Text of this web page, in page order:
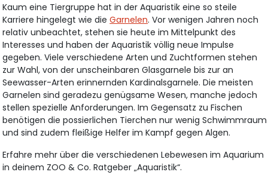
Kaum eine Tiergruppe hat in der Aquaristik eine so steile
Karriere hingelegt wie dieGarnelen. Vor wenigen Jahren noch
relativ unbeachtet, stehen sie heute im Mittelpunkt des
Interesses und haben der Aquaristik völlig neue Impulse
gegeben. Viele verschiedene Arten und Zuchtformen stehen
zur Wahl, von der unscheinbaren Glasgarnele bis zur an
Seewasser-Arten erinnernden Kardinalsgarnele. Die meisten
Garnelen sind geradezu genügsame Wesen, manche jedoch
stellen spezielle Anforderungen. Im Gegensatz zu Fischen
benötigen die possierlichen Tierchen nur wenig Schwimmraum
und sind zudem fleißige Helfer im Kampf gegen Algen.
Erfahre mehr über die verschiedenen Lebewesen im Aquarium
in deinem ZOO & Co. Ratgeber „Aquaristik“.